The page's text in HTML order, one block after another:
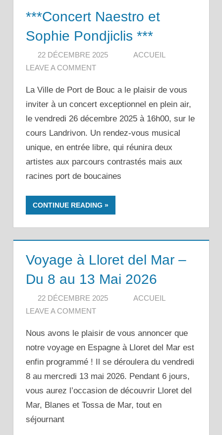
***Concert Naestro et
Sophie Pondjiclis ***
22 DÉCEMBRE 2025
ACCUEIL
LEAVE A COMMENT
La Ville de Port de Bouc a le plaisir de vous
inviter à un concert exceptionnel en plein air,
le vendredi 26 décembre 2025 à 16h00, sur le
cours Landrivon. Un rendez-vous musical
unique, en entrée libre, qui réunira deux
artistes aux parcours contrastés mais aux
racines port de boucaines
CONTINUE READING
Voyage à Lloret del Mar –
Du 8 au 13 Mai 2026
22 DÉCEMBRE 2025
ACCUEIL
LEAVE A COMMENT
Nous avons le plaisir de vous annoncer que
notre voyage en Espagne à Lloret del Mar est
enfin programmé ! Il se déroulera du vendredi
8 au mercredi 13 mai 2026. Pendant 6 jours,
vous aurez l’occasion de découvrir Lloret del
Mar, Blanes et Tossa de Mar, tout en
séjournant